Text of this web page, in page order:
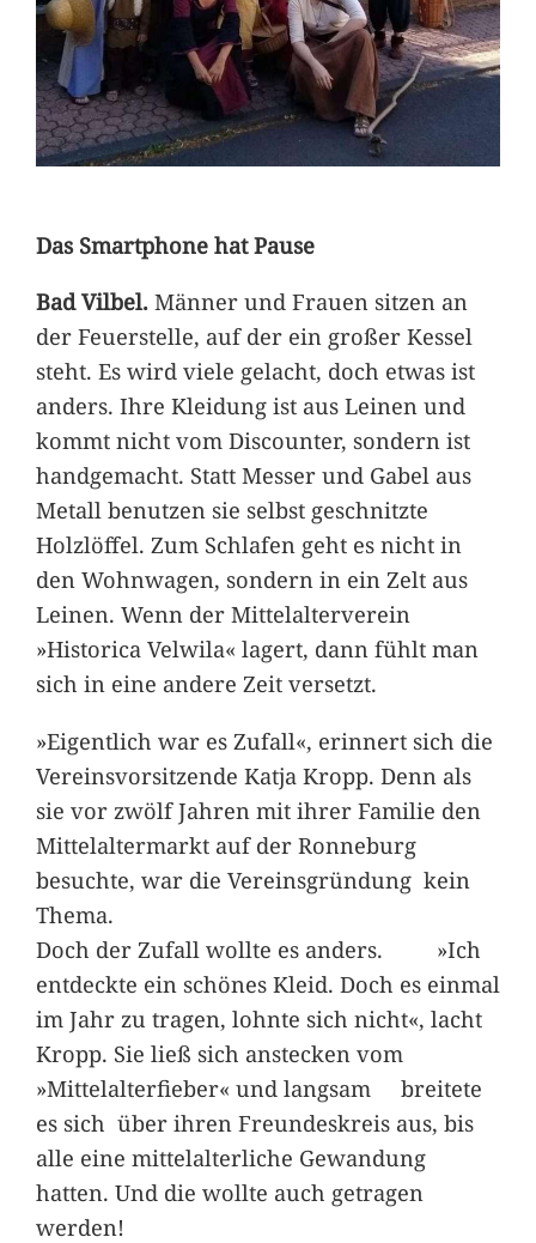
Das Smartphone hat Pause
Bad Vilbel.Männer und Frauen sitzen an
der Feuerstelle, auf der ein großer Kessel
steht. Es wird viele gelacht, doch etwas ist
anders. Ihre Kleidung ist aus Leinen und
kommt nicht vom Discounter, sondern ist
handgemacht. Statt Messer und Gabel aus
Metall benutzen sie selbst geschnitzte
Holzlöffel. Zum Schlafen geht es nicht in
den Wohnwagen, sondern in ein Zelt aus
Leinen. Wenn der Mittelalterverein
»Historica Velwila« lagert, dann fühlt man
sich in eine andere Zeit versetzt.
»Eigentlich war es Zufall«, erinnert sich die
Vereinsvorsitzende Katja Kropp. Denn als
sie vor zwölf Jahren mit ihrer Familie den
Mittelaltermarkt auf der Ronneburg
besuchte, war die Vereinsgründung kein
Thema.
Doch der Zufall wollte es anders. »Ich
entdeckte ein schönes Kleid. Doch es einmal
im Jahr zu tragen, lohnte sich nicht«, lacht
Kropp. Sie ließ sich anstecken vom
»Mittelalterfieber« und langsam breitete
es sich über ihren Freundeskreis aus, bis
alle eine mittelalterliche Gewandung
hatten. Und die wollte auch getragen
werden!